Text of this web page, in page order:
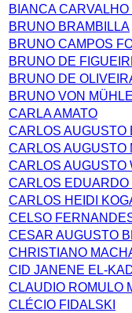
BIANCA
BRUNO BRAMBILLA
BRUNO CAMPOS
BRUNO DE
BRUNO DE
BRUNO VON
CARLA AMATO
CARLOS AUGUSTO
CARLOS AUGUSTO
CARLOS AUGUSTO
CARLOS EDUARDO
CARLOS HEIDI
CELSO
CESAR AUGUSTO
CHRISTIANO
CID JANENE EL-
CLAUDIO ROMULO
CLÉCIO FIDALSKI